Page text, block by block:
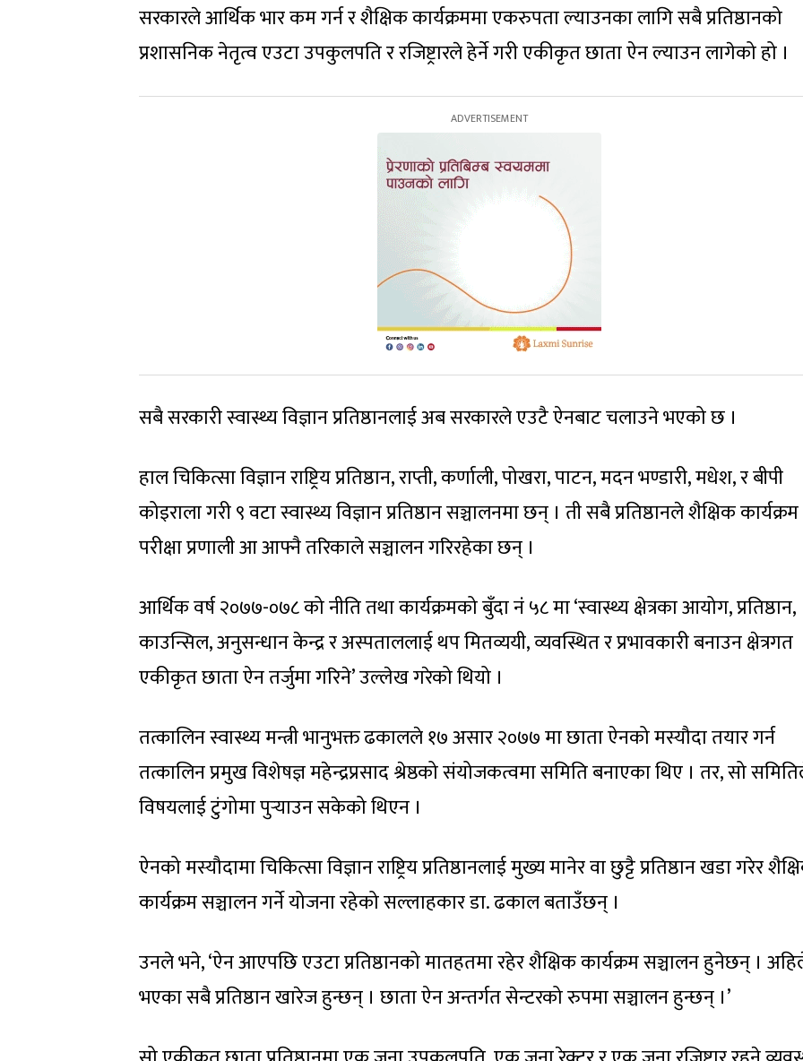
सरकारले आर्थिक भार कम गर्न र शैक्षिक कार्यक्रममा एकरुपता ल्याउनका लागि सबै प्रतिष्ठानको
प्रशासनिक नेतृत्व एउटा उपकुलपति र रजिष्ट्रारले हेर्ने गरी एकीकृत छाता ऐन ल्याउन लागेको हो ।
सबै सरकारी स्वास्थ्य विज्ञान प्रतिष्ठानलाई अब सरकारले एउटै ऐनबाट चलाउने भएको छ ।
हाल चिकित्सा विज्ञान राष्ट्रिय प्रतिष्ठान, राप्ती, कर्णाली, पोखरा, पाटन, मदन भण्डारी, मधेश, र बीपी
कोइराला गरी ९ वटा स्वास्थ्य विज्ञान प्रतिष्ठान सञ्चालनमा छन् । ती सबै प्रतिष्ठानले शैक्षिक
परीक्षा प्रणाली आ आफ्नै तरिकाले सञ्चालन गरिरहेका छन् ।
आर्थिक वर्ष २०७७-०७८ को नीति तथा कार्यक्रमको बुँदा नंं ५८ मा ‘स्वास्थ्य क्षेत्रका आयोग, प्रतिष्ठान,
काउन्सिल, अनुसन्धान केन्द्र र अस्पताललाई थप मितव्ययी, व्यवस्थित र प्रभावकारी बनाउन क्षेत्रगत
एकीकृत छाता ऐन तर्जुमा गरिने’ उल्लेख गरेको थियो ।
तत्कालिन स्वास्थ्य मन्त्री भानुभक्त ढकालले १७ असार २०७७ मा छाता ऐनको मस्यौदा तयार गर्न
तत्कालिन प्रमुख विशेषज्ञ महेन्द्रप्रसाद श्रेष्ठको संयोजकत्वमा समिति बनाएका थिए । तर, सो
विषयलाई टुंगोमा पुर्‍याउन सकेको थिएन ।
ऐनको मस्यौदामा चिकित्सा विज्ञान राष्ट्रिय प्रतिष्ठानलाई मुख्य मानेर वा छुट्टै प्रतिष्ठान खडा गरेर
कार्यक्रम सञ्चालन गर्ने योजना रहेको सल्लाहकार डा. ढकाल बताउँछन् ।
उनले भने, ‘ऐन आएपछि एउटा प्रतिष्ठानको मातहतमा रहेर शैक्षिक कार्यक्रम सञ्चालन हुनेछन् ।
भएका सबै प्रतिष्ठान खारेज हुन्छन् । छाता ऐन अन्तर्गत सेन्टरको रुपमा सञ्चालन हुन्छन् ।’